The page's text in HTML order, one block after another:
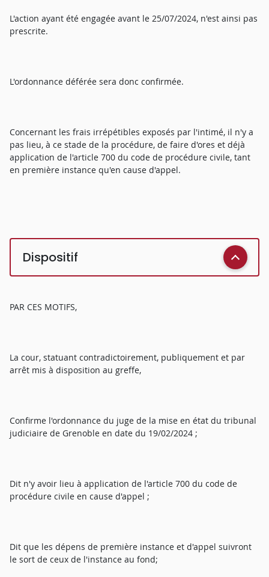
L'action ayant été engagée avant le 25/07/2024, n'est ainsi pas
prescrite.
L'ordonnance déférée sera donc confirmée.
Concernant les frais irrépétibles exposés par l'intimé, il n'y a
pas lieu, à ce stade de la procédure, de faire d'ores et déjà
application de l'article 700 du code de procédure civile, tant
en première instance qu'en cause d'appel.
Dispositif
PAR CES MOTIFS,
La cour, statuant contradictoirement, publiquement et par
arrêt mis à disposition au greffe,
Confirme l'ordonnance du juge de la mise en état du tribunal
judiciaire de Grenoble en date du 19/02/2024 ;
Dit n'y avoir lieu à application de l'article 700 du code de
procédure civile en cause d'appel ;
Dit que les dépens de première instance et d'appel suivront
le sort de ceux de l'instance au fond;